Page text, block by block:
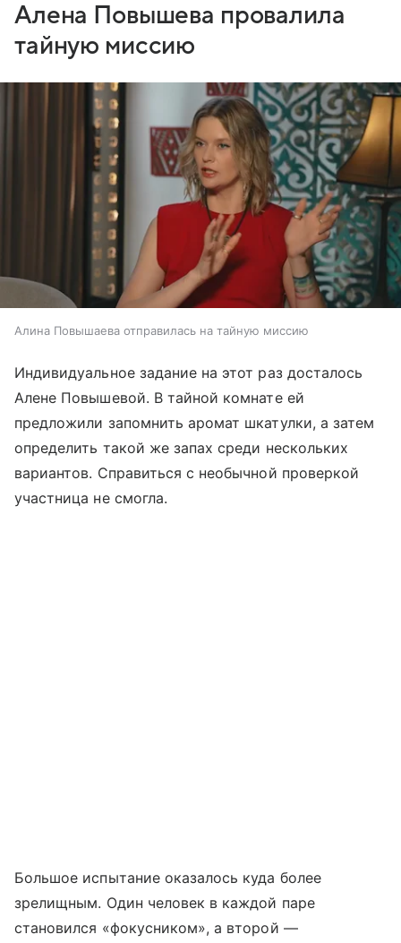
Алена Повышева провалила
тайную миссию
Алина Повышаева отправилась на тайную миссию
Индивидуальное задание на этот раз досталось
Алене Повышевой. В тайной комнате ей
предложили запомнить аромат шкатулки, а затем
определить такой же запах среди нескольких
вариантов. Справиться с необычной проверкой
участница не смогла.
Большое испытание оказалось куда более
зрелищным. Один человек в каждой паре
становился «фокусником», а второй —